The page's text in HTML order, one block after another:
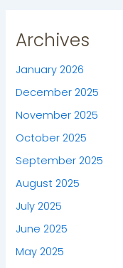
Archives
January 2026
December 2025
November 2025
October 2025
September 2025
August 2025
July 2025
June 2025
May 2025